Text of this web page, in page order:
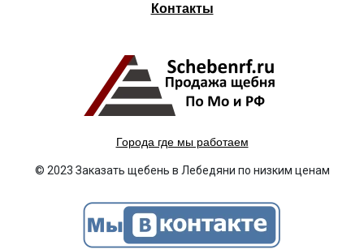
Контакты
Города где мы работаем
© 2023 Заказать щебень в Лебедяни по низким ценам